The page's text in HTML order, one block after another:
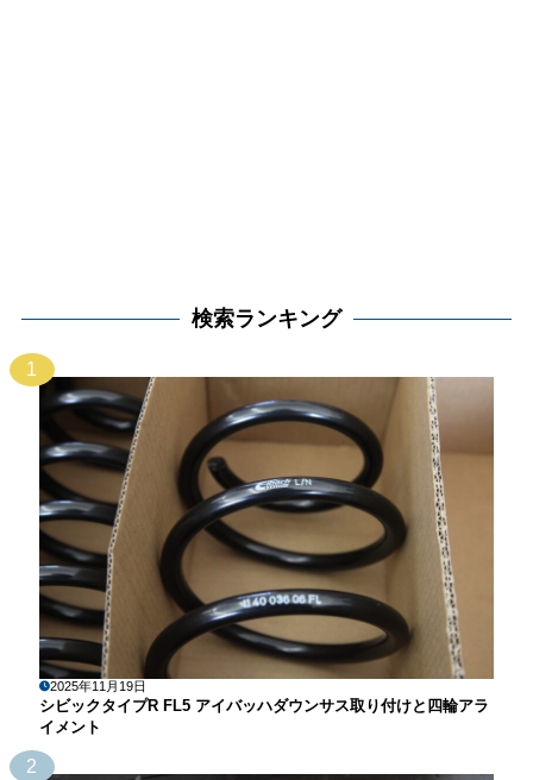
検索ランキング
1
2025年11月19日
シビックタイプR FL5 アイバッハダウンサス取り付けと四輪アラ
イメント
2